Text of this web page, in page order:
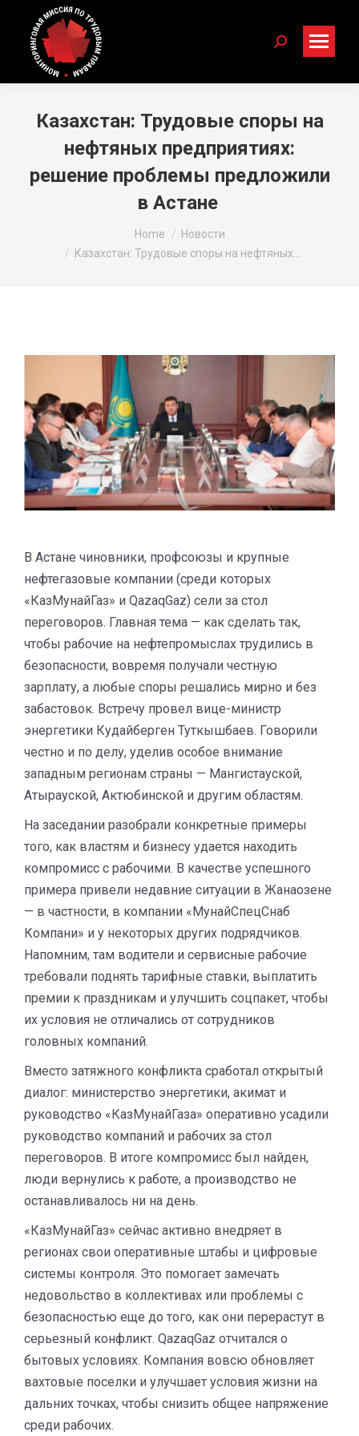
Search:
Казахстан: Трудовые споры на
нефтяных предприятиях:
решение проблемы предложили
в Астане
Home
Новости
Казахстан: Трудовые споры на нефтяных…
В Астане чиновники, профсоюзы и крупные
нефтегазовые компании (среди которых
«КазМунайГаз» и QazaqGaz) сели за стол
переговоров. Главная тема — как сделать так,
чтобы рабочие на нефтепромыслах трудились в
безопасности, вовремя получали честную
зарплату, а любые споры решались мирно и без
забастовок. Встречу провел вице-министр
энергетики Кудайберген Туткышбаев. Говорили
честно и по делу, уделив особое внимание
западным регионам страны — Мангистауской,
Атырауской, Актюбинской и другим областям.
На заседании разобрали конкретные примеры
того, как властям и бизнесу удается находить
компромисс с рабочими. В качестве успешного
примера привели недавние ситуации в Жанаозене
— в частности, в компании «МунайСпецСнаб
Компани» и у некоторых других подрядчиков.
Напомним, там водители и сервисные рабочие
требовали поднять тарифные ставки, выплатить
премии к праздникам и улучшить соцпакет, чтобы
их условия не отличались от сотрудников
головных компаний.
Вместо затяжного конфликта сработал открытый
диалог: министерство энергетики, акимат и
руководство «КазМунайГаза» оперативно усадили
руководство компаний и рабочих за стол
переговоров. В итоге компромисс был найден,
люди вернулись к работе, а производство не
останавливалось ни на день.
«КазМунайГаз» сейчас активно внедряет в
регионах свои оперативные штабы и цифровые
системы контроля. Это помогает замечать
недовольство в коллективах или проблемы с
безопасностью еще до того, как они перерастут в
серьезный конфликт. QazaqGaz отчитался о
бытовых условиях. Компания вовсю обновляет
вахтовые поселки и улучшает условия жизни на
дальних точках, чтобы снизить общее напряжение
среди рабочих.